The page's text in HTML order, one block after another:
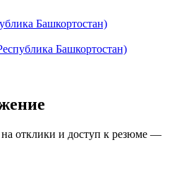
Башкортостан)
Башкортостан)
отклики и доступ к резюме —